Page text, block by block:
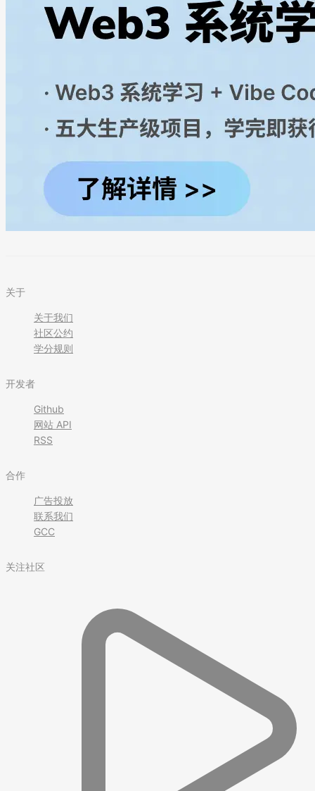
关于
关于我们
社区公约
学分规则
开发者
Github
网站 API
RSS
合作
广告投放
联系我们
GCC
关注社区